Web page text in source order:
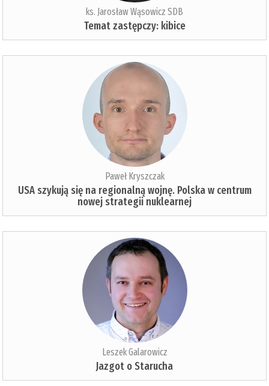
ks. Jarosław Wąsowicz SDB
Temat zastępczy: kibice
Paweł Kryszczak
USA szykują się na regionalną wojnę. Polska w centrum
nowej strategii nuklearnej
Leszek Galarowicz
Jazgot o Starucha